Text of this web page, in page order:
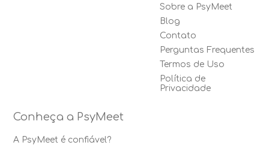
Sobre a PsyMeet
Blog
Contato
Perguntas Frequentes
Termos de Uso
Política de
Privacidade
Conheça a PsyMeet
A PsyMeet é confiável?